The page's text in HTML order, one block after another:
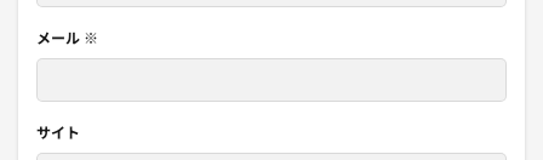
メール ※
サイト